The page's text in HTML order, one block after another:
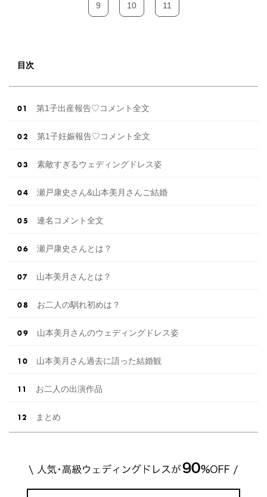
9 10 11
目次
第1子出産報告♡コメント全文
第1子妊娠報告♡コメント全文
素敵すぎるウェディングドレス姿
瀬戸康史さん&山本美月さんご結婚
連名コメント全文
瀬戸康史さんとは？
山本美月さんとは？
お二人の馴れ初めは？
山本美月さんのウェディングドレス姿
山本美月さん過去に語った結婚観
お二人の出演作品
まとめ